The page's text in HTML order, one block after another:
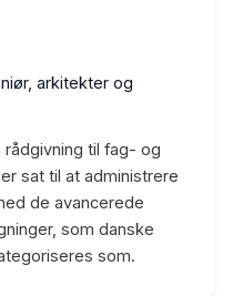
arkitekter og
til fag- og
sat til at administrere
de avancerede
som danske
som.